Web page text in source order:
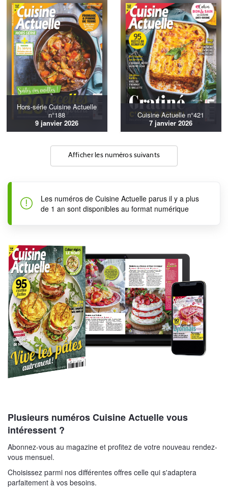
Hors-série Cuisine Actuelle
n°188
9 janvier 2026
Cuisine Actuelle n°421
7 janvier 2026
Afficher les numéros suivants
Les numéros de Cuisine Actuelle parus il y a plus
de 1 an sont disponibles au format numérique
Plusieurs numéros Cuisine Actuelle vous
intéressent ?
Abonnez-vous au magazine et profitez de votre nouveau rendez-
vous mensuel.
Choisissez parmi nos différentes offres celle qui s'adaptera
parfaitement à vos besoins.